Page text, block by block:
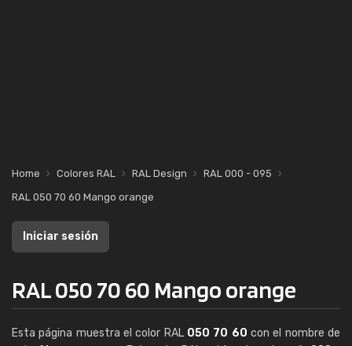
Home Colores RAL RAL Design
RAL 000 - 095
RAL 050 70 60 Mango orange
Iniciar sesión
RAL 050 70 60 Mango orange
Esta página muestra el color RAL 050 70 60 con el nombre de